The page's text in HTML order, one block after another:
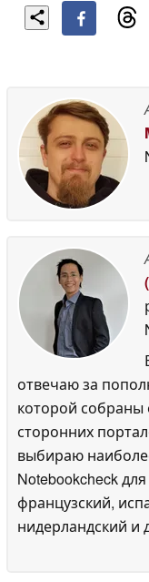
отвечаю за
которой
сторонних
выбираю
Notebookcheck
французский,
нидерландский и